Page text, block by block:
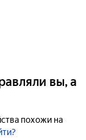
вы, а
похожи на